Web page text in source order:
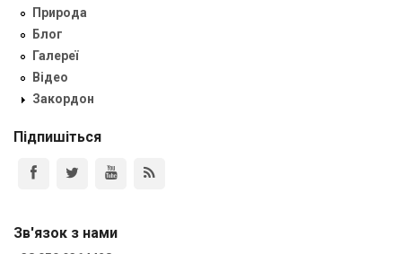
Природа
Блог
Галереї
Відео
Закордон
Підпишіться
Зв'язок з нами